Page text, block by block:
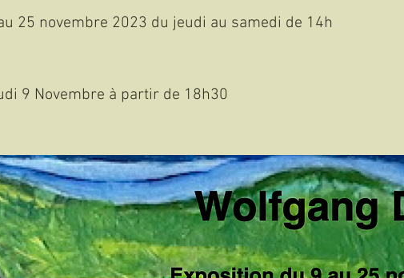
25 novembre 2023 du jeudi au samedi de 14h
9 Novembre à partir de 18h30